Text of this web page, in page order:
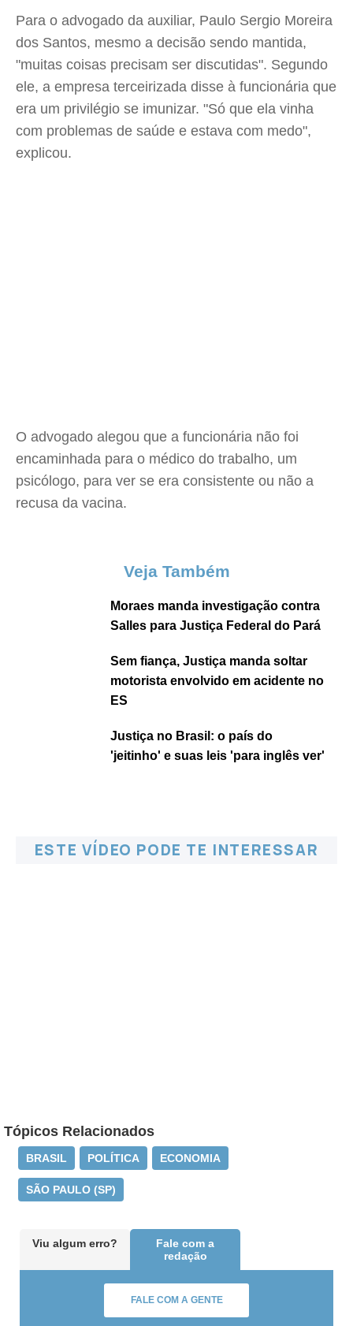
Para o advogado da auxiliar, Paulo Sergio Moreira
dos Santos, mesmo a decisão sendo mantida,
"muitas coisas precisam ser discutidas". Segundo
ele, a empresa terceirizada disse à funcionária que
era um privilégio se imunizar. "Só que ela vinha
com problemas de saúde e estava com medo",
explicou.
O advogado alegou que a funcionária não foi
encaminhada para o médico do trabalho, um
psicólogo, para ver se era consistente ou não a
recusa da vacina.
Veja Também
Moraes manda investigação contra
Salles para Justiça Federal do Pará
Sem fiança, Justiça manda soltar
motorista envolvido em acidente no
ES
Justiça no Brasil: o país do
'jeitinho' e suas leis 'para inglês ver'
ESTE VÍDEO PODE TE INTERESSAR
Tópicos Relacionados
BRASIL POLÍTICA ECONOMIA
SÃO PAULO (SP)
Viu algum erro?
Fale com a
redação
FALE COM A GENTE